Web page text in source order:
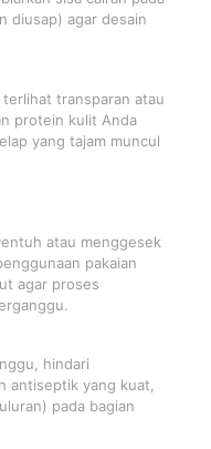
diusap) agar desain
terlihat transparan atau
protein kulit Anda
yang tajam muncul
atau menggesek
pakaian
agar proses
hindari
antiseptik yang kuat,
pada bagian